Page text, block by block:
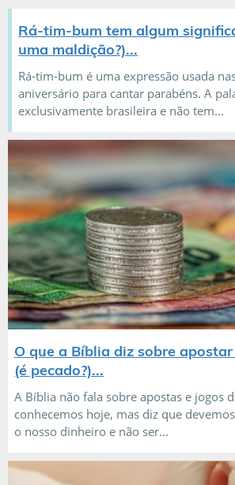
Rá-tim-bum tem algum
uma maldição?)...
Rá-tim-bum é uma expressão usada
aniversário para cantar parabéns. A
exclusivamente brasileira e não tem...
O que a Bíblia diz sobre
(é pecado?)...
A Bíblia não fala sobre apostas e jogos
conhecemos hoje, mas diz que
o nosso dinheiro e não ser...